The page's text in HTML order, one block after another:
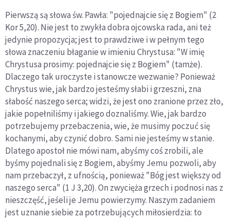
Pierwszą są słowa św. Pawła: "pojednajcie się z Bogiem" (2
Kor 5,20). Nie jest to zwykła dobra ojcowska rada, ani też
jedynie propozycja; jest to prawdziwe i w pełnym tego
słowa znaczeniu błaganie w imieniu Chrystusa: "W imię
Chrystusa prosimy: pojednajcie się z Bogiem" (tamże).
Dlaczego tak uroczyste i stanowcze wezwanie? Ponieważ
Chrystus wie, jak bardzo jesteśmy słabi i grzeszni, zna
słabość naszego serca; widzi, że jest ono zranione przez zło,
jakie popełniliśmy i jakiego doznaliśmy. Wie, jak bardzo
potrzebujemy przebaczenia, wie, że musimy poczuć się
kochanymi, aby czynić dobro. Sami nie jesteśmy w stanie.
Dlatego apostoł nie mówi nam, abyśmy coś zrobili, ale
byśmy pojednali się z Bogiem, abyśmy Jemu pozwoli, aby
nam przebaczył, z ufnością, ponieważ "Bóg jest większy od
naszego serca" (1 J 3,20). On zwycięża grzech i podnosi nas z
nieszczęść, jeśeli je Jemu powierzymy. Naszym zadaniem
jest uznanie siebie za potrzebujących miłosierdzia: to